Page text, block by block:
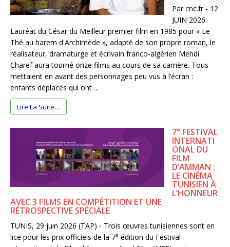
Par cnc.fr - 12
JUIN 2026
Lauréat du César du Meilleur premier film en 1985 pour « Le
Thé au harem d'Archimède », adapté de son propre roman, le
réalisateur, dramaturge et écrivain franco-algérien Mehdi
Charef aura tourné onze films au cours de sa carrière. Tous
mettaient en avant des personnages peu vus à l’écran :
enfants déplacés qui ont ...
Lire La Suite…
7° FESTIVAL
INTERNATI
ONAL DU
FILM
D’AMMAN :
LE CINÉMA
TUNISIEN À
L’HONNEUR
AVEC 3 FILMS EN COMPÉTITION ET UNE
RÉTROSPECTIVE SPÉCIALE
TUNIS, 29 juin 2026 (TAP) - Trois œuvres tunisiennes sont en
lice pour les prix officiels de la 7° édition du Festival